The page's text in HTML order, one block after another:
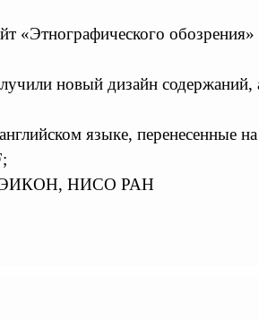
«Этнографического
новый дизайн содержаний,
языке, перенесенные
НЭИКОН, НИСО РАН